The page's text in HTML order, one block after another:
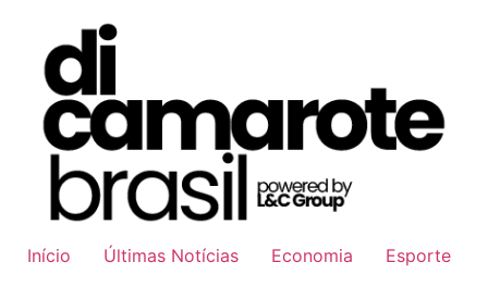
conteúdo
Início Últimas Notícias Economia
Esporte